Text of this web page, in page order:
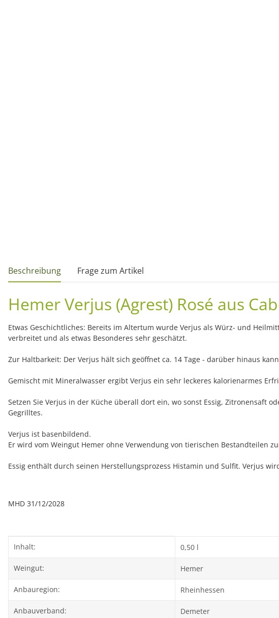
weitere Registerkarten anzeigen
Beschreibung Frage zum Artikel
Hemer Verjus (Agrest) Rosé aus
Etwas Geschichtliches: Bereits im Altertum wurde Verjus als Würz- und
verbreitet und als etwas Besonderes sehr geschätzt.
Zur Haltbarkeit: Der Verjus hält sich geöffnet ca. 14 Tage - darüber hinaus
Gemischt mit Mineralwasser ergibt Verjus ein sehr leckeres kalorienarmes
Setzen Sie Verjus in der Küche überall dort ein, wo sonst Essig, Zitronensaft
Gegrilltes.
Verjus ist basenbildend.
Er wird vom Weingut Hemer ohne Verwendung von tierischen Bestandteilen
Essig enthält durch seinen Herstellungsprozess Histamin und Sulfit. Verjus
MHD 31/12/2028
Produkteigenschaft
Wert
Inhalt: 0,50 l
Weingut: Hemer
Anbauregion: Rheinhessen
Anbauverband: Demeter